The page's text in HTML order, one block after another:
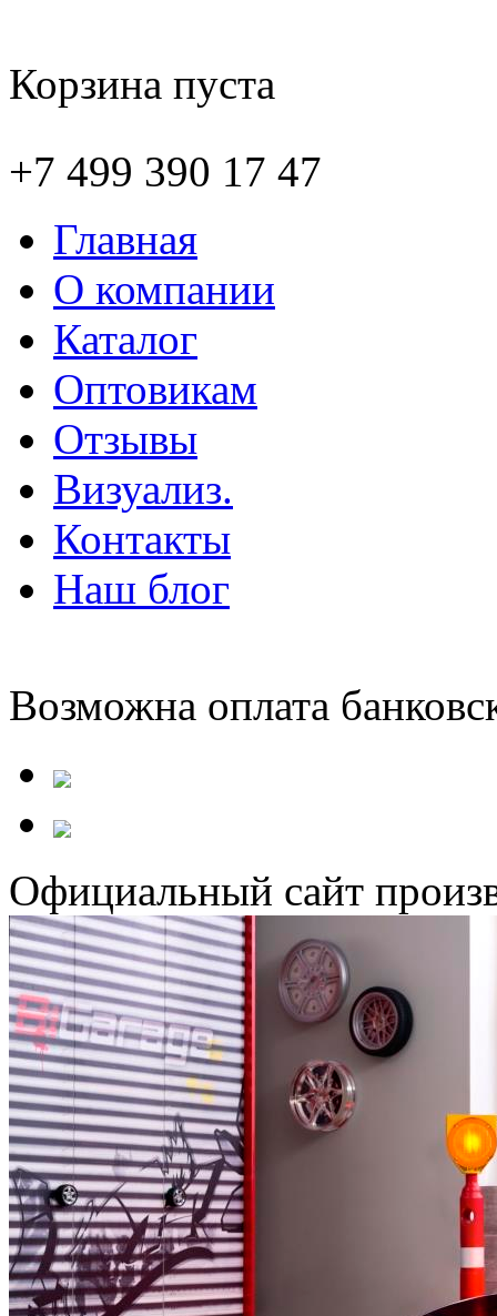
Корзина пуста
+7 499 390 17 47
Главная
О компании
Каталог
Оптовикам
Отзывы
Визуализ.
Контакты
Наш блог
Возможна оплата
Официальный сайт